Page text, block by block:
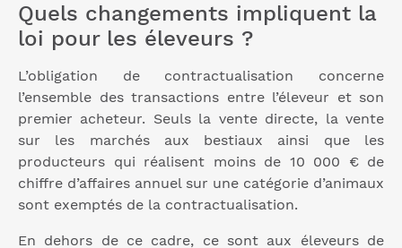
Quels changements impliquent la
loi pour les éleveurs ?
L’obligation de contractualisation concerne
l’ensemble des transactions entre l’éleveur et son
premier acheteur. Seuls la vente directe, la vente
sur les marchés aux bestiaux ainsi que les
producteurs qui réalisent moins de 10 000 € de
chiffre d’affaires annuel sur une catégorie d’animaux
sont exemptés de la contractualisation.
En dehors de ce cadre, ce sont aux éleveurs de